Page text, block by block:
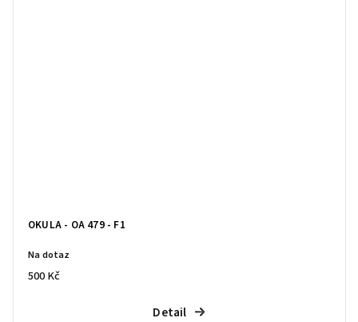
OKULA - OA 479 - F1
Na dotaz
500 Kč
Detail